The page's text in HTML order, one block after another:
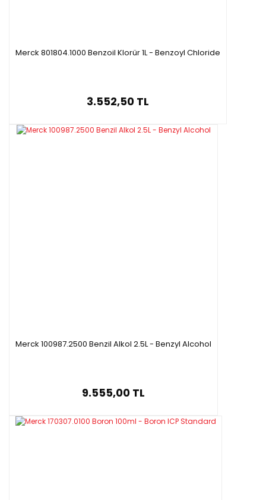
Merck 801804.1000 Benzoil Klorür 1L - Benzoyl Chloride
3.552,50 TL
Merck 100987.2500 Benzil Alkol 2.5L - Benzyl Alcohol
9.555,00 TL